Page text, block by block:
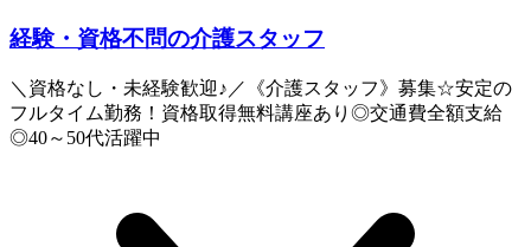
経験・資格不問の介護スタッフ
＼資格なし・未経験歓迎♪／《介護スタッフ》募集☆安定の
フルタイム勤務！資格取得無料講座あり◎交通費全額支給
◎40～50代活躍中